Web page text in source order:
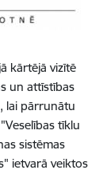
kārtējā vizītē
un attīstības
lai pārrunātu
tīklu
sistēmas
ietvarā veiktos